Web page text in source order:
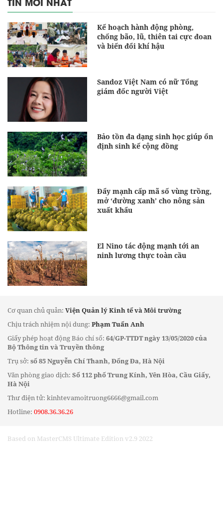
Kế hoạch hành động phòng,
chống bão, lũ, thiên tai cực đoan
và biến đổi khí hậu
Sandoz Việt Nam có nữ Tổng
giám đốc người Việt
Bảo tồn đa dạng sinh học giúp ổn
định sinh kế cộng đồng
Đẩy mạnh cấp mã số vùng trồng,
mở ‘đường xanh’ cho nông sản
xuất khẩu
El Nino tác động mạnh tới an
ninh lương thực toàn cầu
Cơ quan chủ quản: Viện Quản lý Kinh tế và Môi trường
Chịu trách nhiệm nội dung: Phạm Tuấn Anh
Giấy phép hoạt động Báo chí số: 64/GP-TTDT ngày 13/05/2020 của
Bộ Thông tin và Truyền thông
Trụ sở: số 85 Nguyễn Chí Thanh, Đống Đa, Hà Nội
Văn phòng giao dịch: Số 112 phố Trung Kính, Yên Hòa, Cầu Giấy,
Hà Nội
Thư điện tử: kinhtevamoitruong6666@gmail.com
Hotline: 0908.36.36.26
Based on MasterCMS Ultimate Edition v2.9 2022